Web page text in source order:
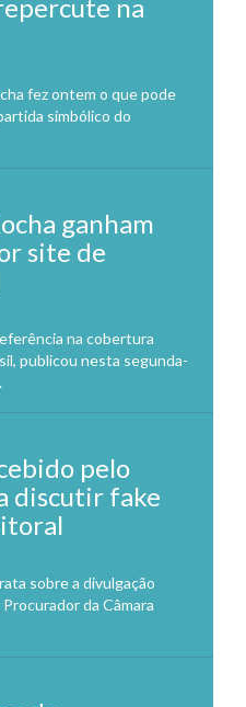
na
fez ontem o que pode
simbólico do
ganham
site de
na cobertura
publicou nesta segunda-
pelo
discutir fake
sobre a divulgação
da Câmara